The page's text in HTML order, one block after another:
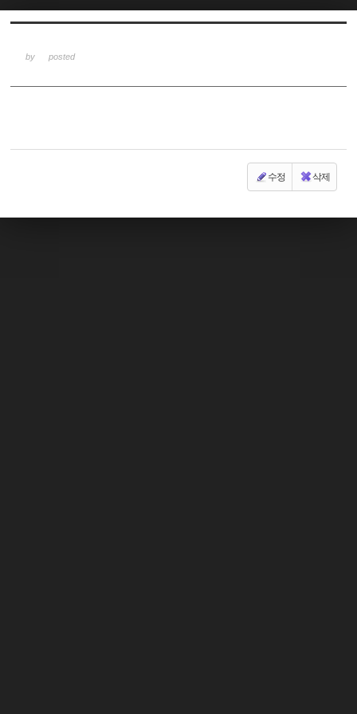
by posted
수정 삭제
Sketchbook5, 스케치북5
Sketchbook5, 스케치북5